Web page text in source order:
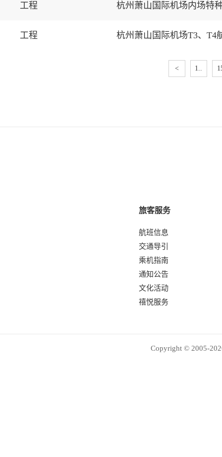
工程 杭州萧山国际机场内场特
工程 杭州萧山国际机场T3、T4
< 1..
旅客服务
航班信息
交通导引
乘机指南
通知公告
文化活动
禧悦服务
Copyright © 2005-